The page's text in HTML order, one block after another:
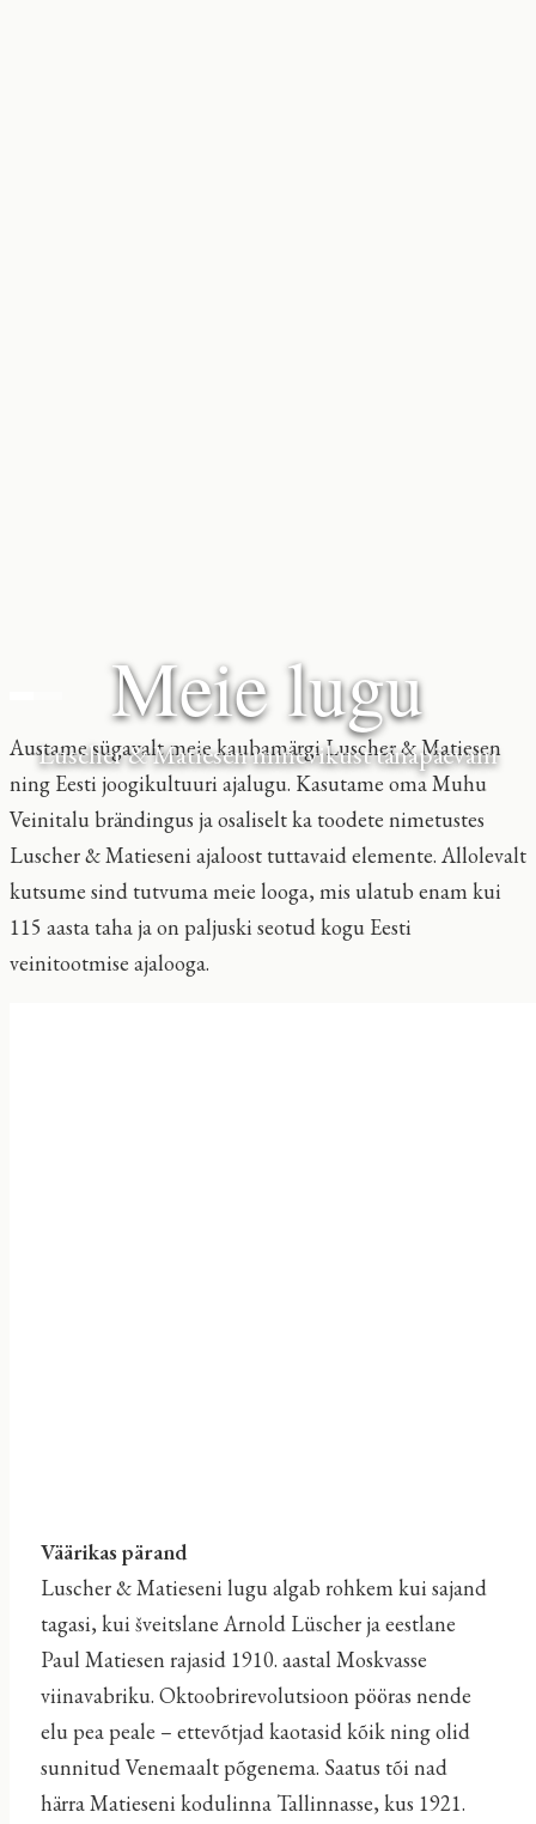
Meie lugu
Luscher & Matiesen minevikust tänapäevani
Austame sügavalt meie kaubamärgi Luscher & Matiesen
ning Eesti joogikultuuri ajalugu. Kasutame oma Muhu
Veinitalu brändingus ja osaliselt ka toodete nimetustes
Luscher & Matieseni ajaloost tuttavaid elemente. Allolevalt
kutsume sind tutvuma meie looga, mis ulatub enam kui
115 aasta taha ja on paljuski seotud kogu Eesti
veinitootmise ajalooga.
Väärikas pärand
Luscher & Matieseni lugu algab rohkem kui sajand
tagasi, kui šveitslane Arnold Lüscher ja eestlane
Paul Matiesen rajasid 1910. aastal Moskvasse
viinavabriku. Oktoobrirevolutsioon pööras nende
elu pea peale – ettevõtjad kaotasid kõik ning olid
sunnitud Venemaalt põgenema. Saatus tõi nad
härra Matieseni kodulinna Tallinnasse, kus 1921.